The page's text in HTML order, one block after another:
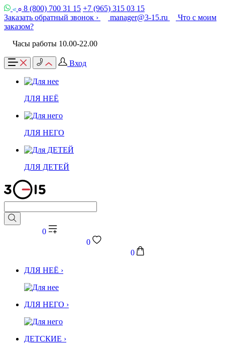
8 (800) 700 31 15 +7 (965) 315 03 15
Заказать обратный звонок ›
manager@3-15.ru
Что с моим
заказом?
Часы работы 10.00-22.00
Вход
ДЛЯ НЕЁ
ДЛЯ НЕГО
ДЛЯ ДЕТЕЙ
0
0
0
ДЛЯ НЕЁ ›
ДЛЯ НЕГО ›
ДЕТСКИЕ ›